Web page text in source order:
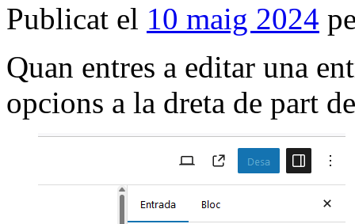
Publicat el 10 maig 2024
Quan entres a editar una
opcions a la dreta de part